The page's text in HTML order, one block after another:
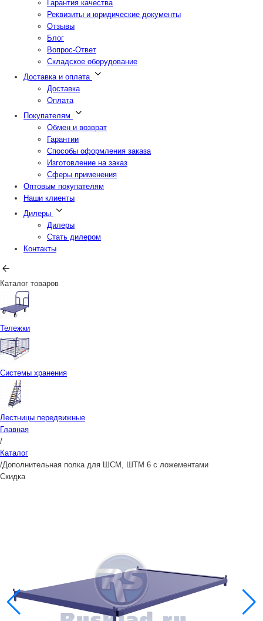
Гарантия качества
Реквизиты и юридические документы
Отзывы
Блог
Вопрос-Ответ
Складское оборудование
Доставка и оплата
Доставка
Оплата
Покупателям
Обмен и возврат
Гарантии
Способы оформления заказа
Изготовление на заказ
Сферы применения
Оптовым покупателям
Наши клиенты
Дилеры
Дилеры
Стать дилером
Контакты
Каталог товаров
Тележки
Системы хранения
Лестницы передвижные
Главная
/
Каталог
/Дополнительная полка для ШСМ, ШТМ 6 с ложементами
Скидка